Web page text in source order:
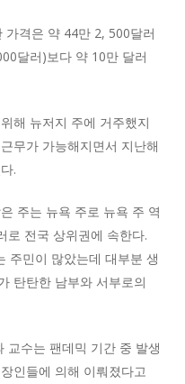
격은 약 44만 2, 500달러
달러)보다 약 10만 달러
해 뉴저지 주에 거주했지
무가 가능해지면서 지난해
.
주는 뉴욕 주로 뉴욕 주 역
로 전국 상위권에 속한다.
주민이 많았는데 대부분 생
탄탄한 남부와 서부로의
교수는 팬데믹 기간 중 발생
인들에 의해 이뤄졌다고